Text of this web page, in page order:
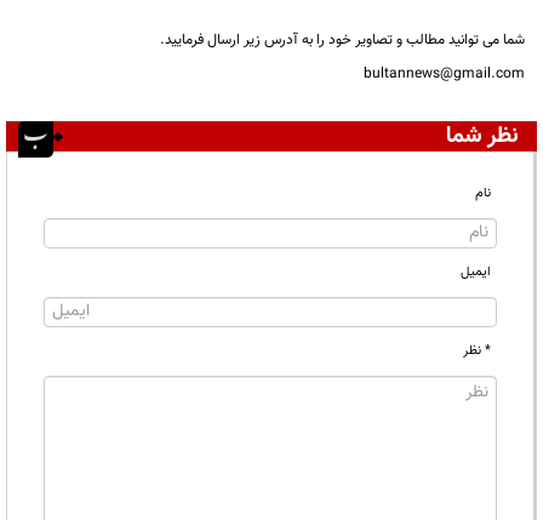
شما می توانید مطالب و تصاویر خود را به آدرس زیر ارسال فرمایید.
bultannews@gmail.com
نظر شما
نام
ایمیل
* نظر